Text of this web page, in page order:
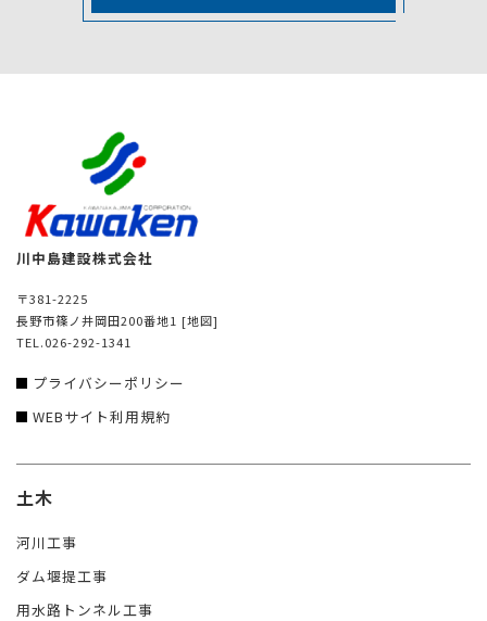
川中島建設株式会社
〒381-2225
長野市篠ノ井岡田200番地1 [地図]
TEL.026-292-1341
プライバシーポリシー
WEBサイト利用規約
土木
河川工事
ダム堰提工事
用水路トンネル工事